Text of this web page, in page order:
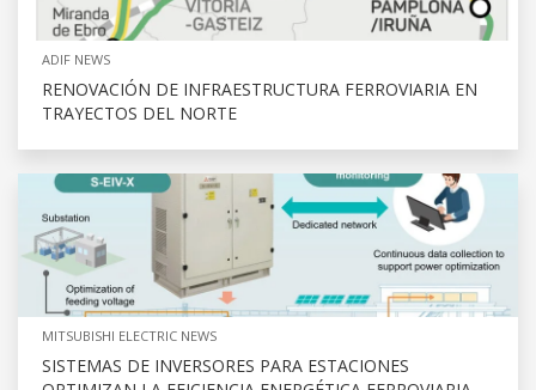
ADIF NEWS
RENOVACIÓN DE INFRAESTRUCTURA FERROVIARIA EN
TRAYECTOS DEL NORTE
MITSUBISHI ELECTRIC NEWS
SISTEMAS DE INVERSORES PARA ESTACIONES